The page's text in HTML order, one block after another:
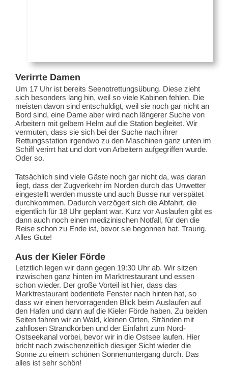
Verirrte Damen
Um 17 Uhr ist bereits Seenotrettungsübung. Diese zieht
sich besonders lang hin, weil so viele Kabinen fehlen. Die
meisten davon sind entschuldigt, weil sie noch gar nicht an
Bord sind, eine Dame aber wird nach längerer Suche von
Arbeitern mit gelbem Helm auf die Station begleitet. Wir
vermuten, dass sie sich bei der Suche nach ihrer
Rettungsstation irgendwo zu den Maschinen ganz unten im
Schiff verirrt hat und dort von Arbeitern aufgegriffen wurde.
Oder so.
Tatsächlich sind viele Gäste noch gar nicht da, was daran
liegt, dass der Zugverkehr im Norden durch das Unwetter
eingestellt werden musste und auch Busse nur verspätet
durchkommen. Dadurch verzögert sich die Abfahrt, die
eigentlich für 18 Uhr geplant war. Kurz vor Auslaufen gibt es
dann auch noch einen medizinischen Notfall, für den die
Reise schon zu Ende ist, bevor sie begonnen hat. Traurig.
Alles Gute!
Aus der Kieler Förde
Letztlich legen wir dann gegen 19:30 Uhr ab. Wir sitzen
inzwischen ganz hinten im Marktrestaurant und essen
schon wieder. Der große Vorteil ist hier, dass das
Marktrestaurant bodentiefe Fenster nach hinten hat, so
dass wir einen hervorragenden Blick beim Auslaufen auf
den Hafen und dann auf die Kieler Förde haben. Zu beiden
Seiten fahren wir an Wald, kleinen Orten, Stränden mit
zahllosen Strandkörben und der Einfahrt zum Nord-
Ostseekanal vorbei, bevor wir in die Ostsee laufen. Hier
bricht nach zwischenzeitlich diesiger Sicht wieder die
Sonne zu einem schönen Sonnenuntergang durch. Das
alles ist sehr schön!